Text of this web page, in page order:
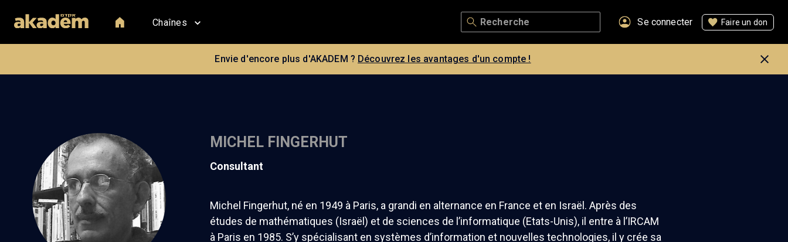
Chaînes Se connecter Faire un don
Envie d'encore plus d'AKADEM ? Découvrez les avantages d'un compte !
MICHEL FINGERHUT
consultant
Michel Fingerhut, né en 1949 à Paris, a grandi en alternance en France et en Israël. Après des
études de mathématiques (Israël) et de sciences de l’informatique (Etats-Unis), il entre à l’IRCAM
à Paris en 1985. S’y spécialisant en systèmes d’information et nouvelles technologies, il y crée sa